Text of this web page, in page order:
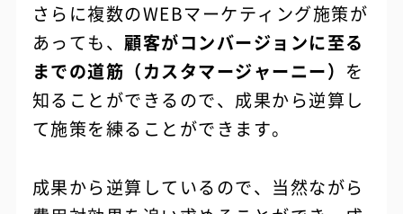
さらに複数のWEBマーケティング施策が
あっても、顧客がコンバージョンに至る
までの道筋（カスタマージャーニー） を
知ることができるので、成果から逆算し
て施策を練ることができます。
成果から逆算しているので、当然ながら